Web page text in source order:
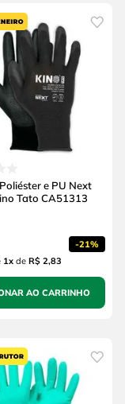
e PU Next
Tato CA51313
-21%
1xde R$ 2,83
AO CARRINHO